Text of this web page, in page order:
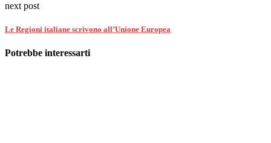
next post
Le Regioni italiane scrivono all’Unione Europea
Potrebbe interessarti